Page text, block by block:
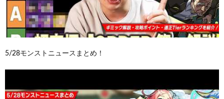
5/28モンストニュースまとめ！